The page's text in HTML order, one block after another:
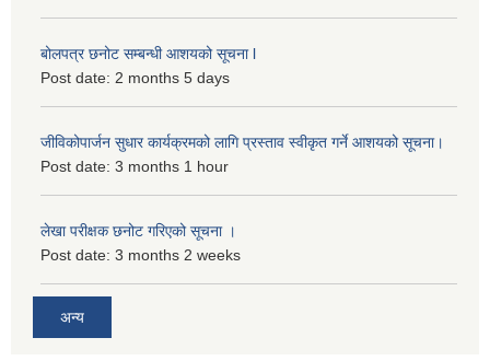
बोलपत्र छनोट सम्बन्धी आशयको सूचना l
Post date: 2 months 5 days
जीविकोपार्जन सुधार कार्यक्रमको लागि प्रस्ताव स्वीकृत गर्ने आशयको सूचना।
Post date: 3 months 1 hour
लेखा परीक्षक छनोट गरिएको सूचना ।
Post date: 3 months 2 weeks
अन्य